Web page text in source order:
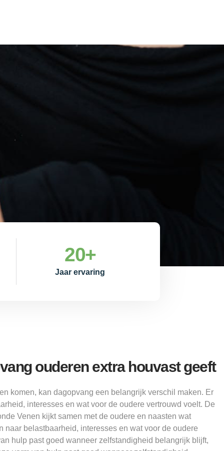
Jaar ervaring
20+
ouderen extra houvast geeft
komen, kan dagopvang een belangrijk verschil maken. Er
interesses en wat voor de oudere vertrouwd voelt. De
Venen kijkt samen met de oudere en naasten wat
naar belastbaarheid, interesses en wat voor de oudere
hulp past goed wanneer zelfstandigheid belangrijk blijft,